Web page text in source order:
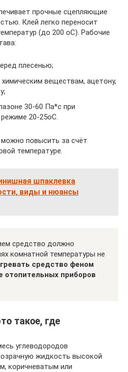
прочные сцепляющие
Клей легко переносит
(до 200 оС). Рабочие
плесенью;
веществам, ацетону,
30-60 Па*с при
20-25оС.
повысить за счёт
температуре.
шпаклевка
виды и нюансы
средство должно
комнатной температуры не
средство феном
отопительных приборов
такое, где
углеводородов
жидкость высокой
коричневатым или